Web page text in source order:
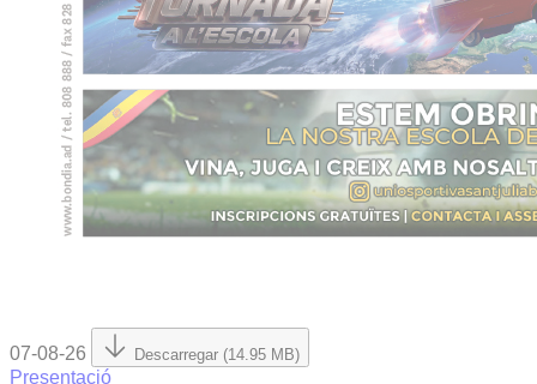
07-08-26 Descarregar (14.95 MB)
Presentació